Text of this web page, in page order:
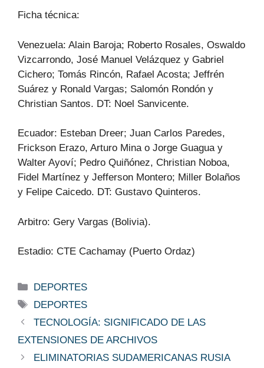
Ficha técnica:
Venezuela: Alain Baroja; Roberto Rosales, Oswaldo
Vizcarrondo, José Manuel Velázquez y Gabriel
Cichero; Tomás Rincón, Rafael Acosta; Jeffrén
Suárez y Ronald Vargas; Salomón Rondón y
Christian Santos. DT: Noel Sanvicente.
Ecuador: Esteban Dreer; Juan Carlos Paredes,
Frickson Erazo, Arturo Mina o Jorge Guagua y
Walter Ayoví; Pedro Quiñónez, Christian Noboa,
Fidel Martínez y Jefferson Montero; Miller Bolaños
y Felipe Caicedo. DT: Gustavo Quinteros.
Arbitro: Gery Vargas (Bolivia).
Estadio: CTE Cachamay (Puerto Ordaz)
Categorías
DEPORTES
Etiquetas
DEPORTES
TECNOLOGÍA: SIGNIFICADO DE LAS
EXTENSIONES DE ARCHIVOS
ELIMINATORIAS SUDAMERICANAS RUSIA